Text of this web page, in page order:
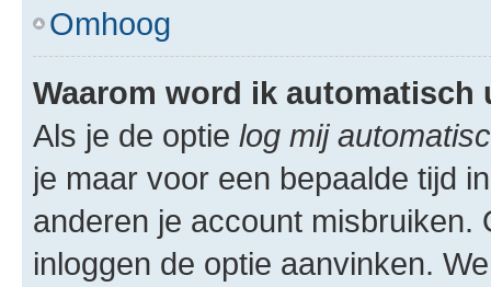
Omhoog
Waarom word ik automatisch
Als je de optie log mij
je maar voor een bepaalde tijd
anderen je account misbruiken.
inloggen de optie aanvinken.